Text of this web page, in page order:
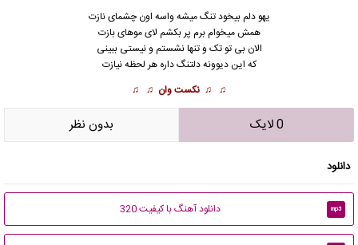
یهو دلم بیخود تنگ میشه واسه اون چشمای نازت
همش میخوام برم پر بکشم لای موهای بازت
الان بی تو تک و تنها نشستم و نیستی ببینی
که این دیوونه دلتنگ داره هر لحظه نیازت
♫ ♫ نکست وان ♫ ♫
0 لایک بدون نظر
دانلود
mp3 دانلود آهنگ با کیفیت 320